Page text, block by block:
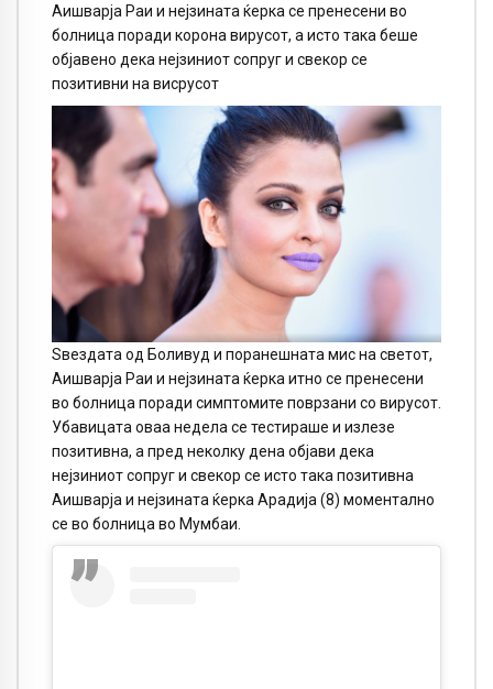
Аишварја Раи и нејзината ќерка се пренесени во
болница поради корона вирусот, а исто така беше
објавено дека нејзиниот сопруг и свекор се
позитивни на висрусот
Sвездата од Боливуд и поранешната мис на светот,
Аишварја Раи и нејзината ќерка итно се пренесени
во болница поради симптомите поврзани со вирусот.
Убавицата оваа недела се тестираше и излезе
позитивна, а пред неколку дена објави дека
нејзиниот сопруг и свекор се исто така позитивна
Аишварја и нејзината ќерка Aрадија (8) моментално
се во болница во Мумбаи.